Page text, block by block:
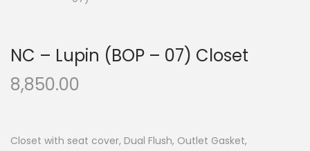
NC – Lupin (BOP – 07) Closet
8,850.00
Closet with seat cover, Dual Flush, Outlet Gasket,